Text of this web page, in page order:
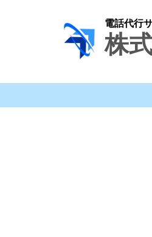
電話代行
株